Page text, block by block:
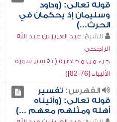
قوله تعالى: (وداود
وسليمان إذ يحكمان في
الحرث...)
للشيخ: عبد العزيز بن عبد الله
الراجحي
جزء من محاضرة ( تفسير سورة
الأنبياء [76-82])
الفهرس: تفسير
قوله تعالى: (وآتيناه
أهله ومثلهم معهم ...)